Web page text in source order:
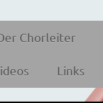
Chorleiter
Links